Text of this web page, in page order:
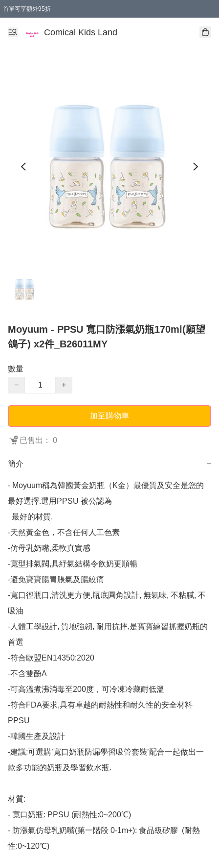
首單可享額外95折
Comical Kids Land
Moyuum - PPSU 寬口防漲氣奶瓶170ml(願望
鴿子) x2件_B26011MY
數量
−
+
加至購物車
已售出： 0
簡介 −
- Moyuum稱為韓國黃金奶瓶（K金）最優質及安全是您的
最好選擇.選用PPSU 被公認為
-天然黃金色，不含任何人工色素
-仿母乳奶嘴,柔軟真實感
-寬型排氣閥,具紓氣結構令飲奶更順暢
-避免寶寶腸胃脹氣及腸絞痛
-寬口徑瓶口,清洗更方便,瓶底圓角設計, 無氣味, 不粘膩, 不
吸油
-人體工學設計, 質地強韌, 耐用抗摔,是寶寶練習抓握奶瓶的
首選
-符合歐盟EN14350:2020
-不含雙酚A
-可高溫煮沸消毒至200度，可冷凍冷藏耐低溫
-符合FDA要求,具有卓越的耐熱性和耐久性的安全材料
PPSU
-韓國生產及設計
-建議:可選購’寬口奶瓶防漏學習吸管套裝’配合一起做出一
款多功能的奶瓶及學習飲水瓶.
材質:
- 寬口奶瓶: PPSU (耐熱性:0~200℃)
- 防漲氣仿母乳奶嘴(第一階段 0-1m+): 食品級矽膠  (耐熱
性:0~120℃)